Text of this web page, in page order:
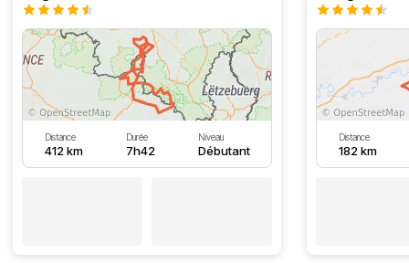
Distance
412 km
Durée
7h42
Niveau
Débutant
Distance
182 km